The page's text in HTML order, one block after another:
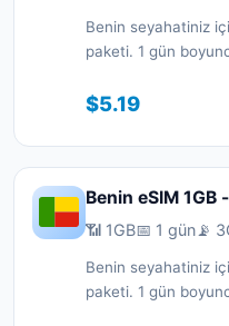
Benin seyahatiniz
paketi. 1 gün
$5.19
Benin eSIM 1GB
📶 1GB📅 1 gün📡
Benin seyahatiniz
paketi. 1 gün